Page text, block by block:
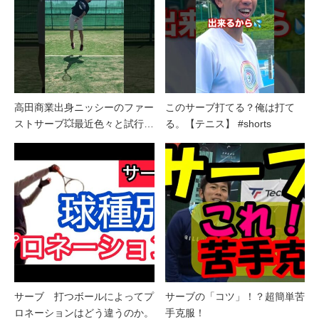
高田商業出身ニッシーのファー
ストサーブ💥最近色々と試行…
このサーブ打てる？俺は打て
る。【テニス】 #shorts
サーブ 打つボールによってプ
ロネーションはどう違うのか。
サーブの「コツ」！？超簡単苦
手克服！